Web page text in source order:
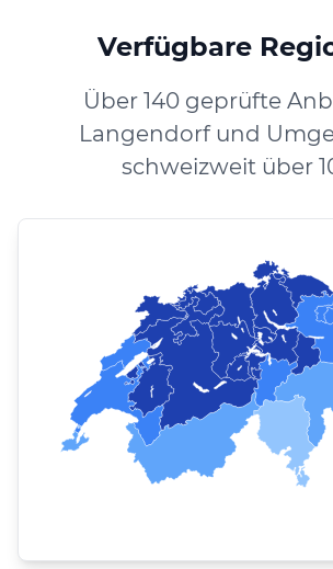
Verfügbare
Über 140 geprüfte
Langendorf und
schweizweit über